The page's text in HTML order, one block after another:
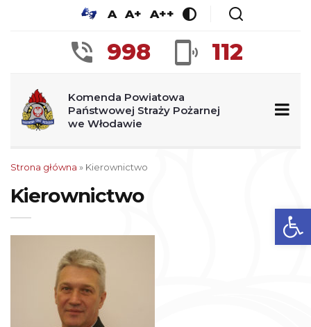
A A+ A++
998 112
Komenda Powiatowa
Państwowej Straży Pożarnej
we Włodawie
Strona główna » Kierownictwo
Kierownictwo